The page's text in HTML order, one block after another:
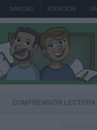
NAVIDAD ATENCIÓN
COMPRENSIÓN LECTORA